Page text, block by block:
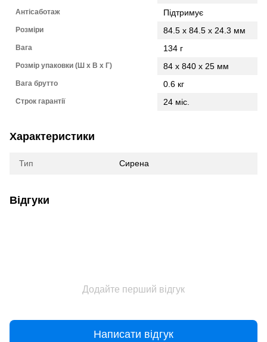
Антісаботаж Підтримує
Розміри 84.5 x 84.5 x 24.3 мм
Вага 134 г
Розмір упаковки (Ш х В х Г) 84 x 840 x 25 мм
Вага брутто 0.6 кг
Строк гарантії 24 міс.
Характеристики
Тип Сирена
Відгуки
Додайте перший відгук
Написати відгук